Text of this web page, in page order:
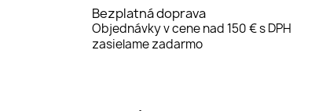
Bezplatná doprava
Objednávky v cene nad 150 € s DPH
zasielame zadarmo